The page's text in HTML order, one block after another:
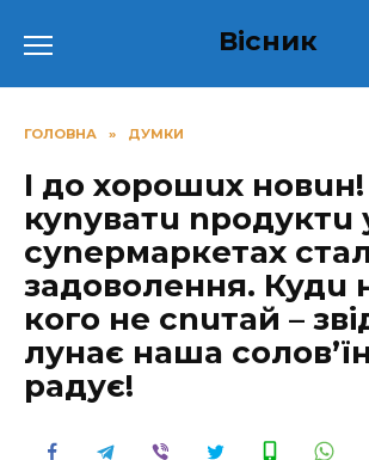
до
Вісник
ГОЛОВНА » ДУМКИ
І до хорошuх
куnуватu nродуктu
суnермаркетах
задоволення. Кудu
кого не сnuтай –
лунає наша
радує!